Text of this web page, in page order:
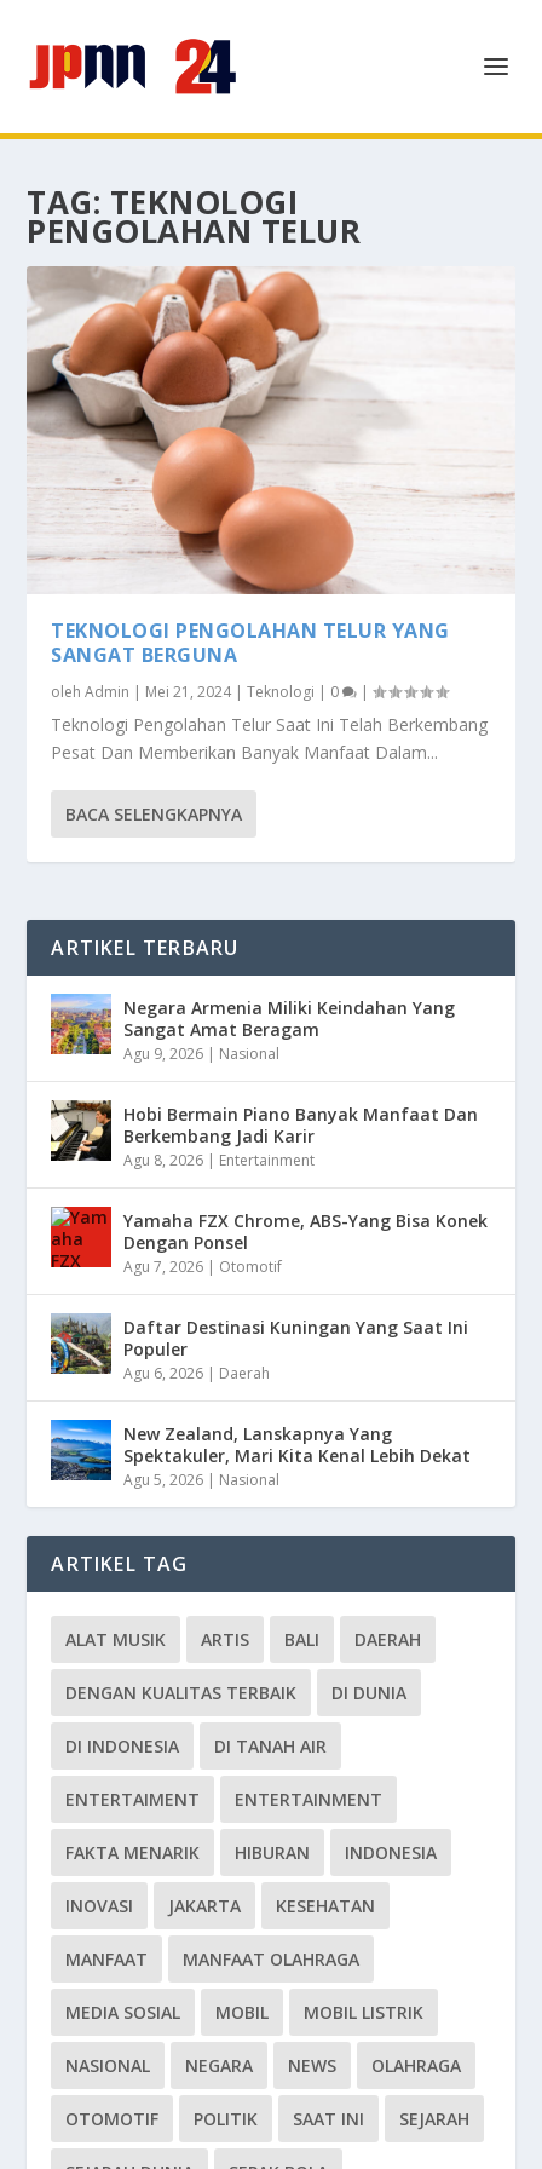
TAG: TEKNOLOGI
PENGOLAHAN TELUR
TEKNOLOGI PENGOLAHAN TELUR YANG
SANGAT BERGUNA
olehAdmin | Mei 21, 2024|Teknologi | 0 |
Teknologi Pengolahan Telur Saat Ini Telah Berkembang
Pesat Dan Memberikan Banyak Manfaat Dalam...
BACA SELENGKAPNYA
ARTIKEL TERBARU
Negara Armenia Miliki Keindahan Yang
Sangat Amat Beragam
Agu 9, 2026 | Nasional
Hobi Bermain Piano Banyak Manfaat Dan
Berkembang Jadi Karir
Agu 8, 2026 | Entertainment
Yamaha FZX Chrome, ABS-Yang Bisa Konek
Dengan Ponsel
Agu 7, 2026 | Otomotif
Daftar Destinasi Kuningan Yang Saat Ini
Populer
Agu 6, 2026 | Daerah
New Zealand, Lanskapnya Yang
Spektakuler, Mari Kita Kenal Lebih Dekat
Agu 5, 2026 | Nasional
ARTIKEL TAG
ALAT MUSIK ARTIS BALI DAERAH
DENGAN KUALITAS TERBAIK DI DUNIA
DI INDONESIA DI TANAH AIR
ENTERTAIMENT ENTERTAINMENT
FAKTA MENARIK HIBURAN INDONESIA
INOVASI JAKARTA KESEHATAN
MANFAAT MANFAAT OLAHRAGA
MEDIA SOSIAL MOBIL MOBIL LISTRIK
NASIONAL NEGARA NEWS OLAHRAGA
OTOMOTIF POLITIK SAAT INI SEJARAH